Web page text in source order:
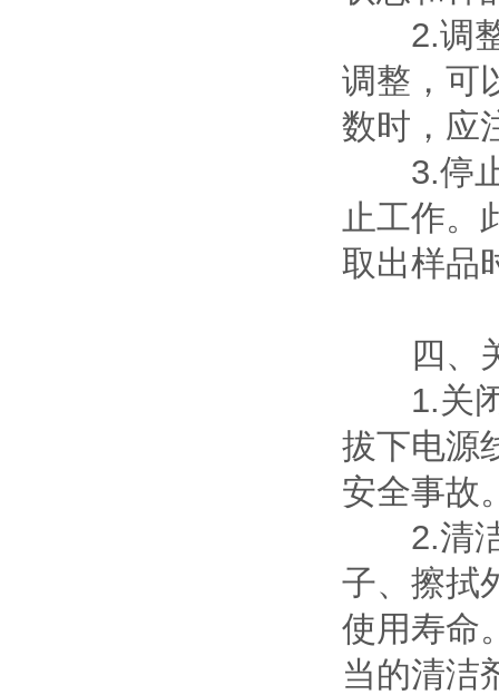
2.调整
调整，可
数时，应
3.停止
止工作。
取出样品
四、
1.关闭
拔下电源
安全事故
2.清洁
子、擦拭
使用寿命
当的清洁